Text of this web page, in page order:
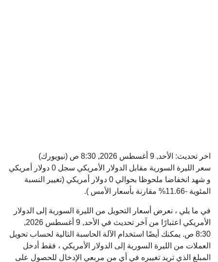
اخر تحديث: الأحد, 9 أغسطس 2026, 8:30 ص
(نيويورك)
سعر الليرة السورية مقابل الدولار الأمريكي سجل 0 دولار أمريكي
و شهد انخفاضا ملحوظا بحوالي 0 دولار أمريكي (تغيير النسبة
المئوية -11.66% مقارنة بأسعار الأمس ).
في ما يلي ، نعرض أسعار التحويل من الليرة السورية إلى الدولار
الأمريكي اعتبارًا من آخر تحديث في الأحد, 9 أغسطس 2026,
8:30 ص. يمكنك أيضًا استخدام الآلة الحاسبة التالية لحساب تحويل
العملات من الليرة السورية إلى الدولار الأمريكي ، فقط أدخل
المبلغ الذي تريد تغييره في أي من مربعي الإدخال للحصول على